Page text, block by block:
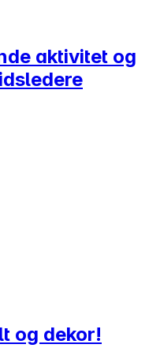
aktivitet og
og dekor!